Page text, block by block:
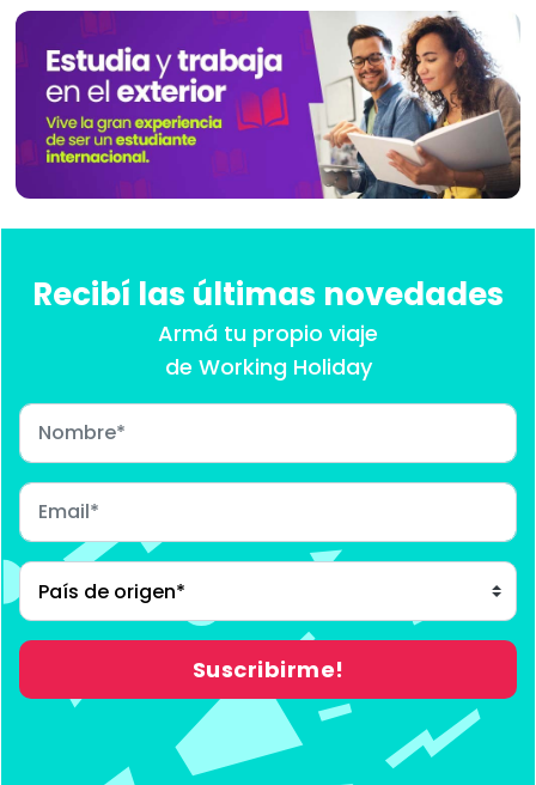
Recibí las últimas novedades
Armá tu propio viaje
de Working Holiday